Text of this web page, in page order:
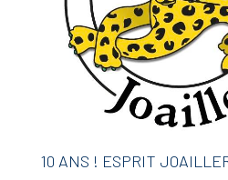
10 ANS ! ESPRIT